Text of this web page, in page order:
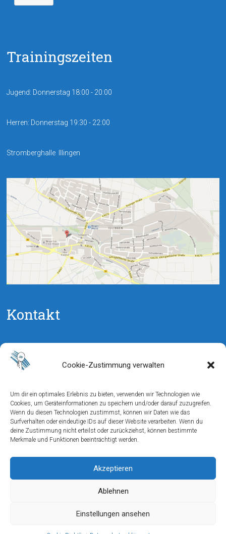
Cookie-Zustimmung verwalten
Um dir ein optimales Erlebnis zu bieten, verwenden wir Technologien wie
Cookies, um Geräteinformationen zu speichern und/oder darauf zuzugreifen.
Wenn du diesen Technologien zustimmst, können wir Daten wie das
Surfverhalten oder eindeutige IDs auf dieser Website verarbeiten. Wenn du
deine Zustimmung nicht erteilst oder zurückziehst, können bestimmte
Merkmale und Funktionen beeinträchtigt werden.
Akzeptieren
Ablehnen
Einstellungen ansehen
Trainingszeiten
Jugend: Donnerstag 18:00 - 20:00
Herren: Donnerstag 19:30 - 22:00
Stromberghalle Illingen
Kontakt
Jugendleiter:
Manuel Straub
Telefon: 0159 / 06781037
Abteilungsleiter:
Alexander Straub
Telefon: 0152 / 07483370
E-Mail:abt-leitung@tischtennis-svi.de
Datenschutzerklärung